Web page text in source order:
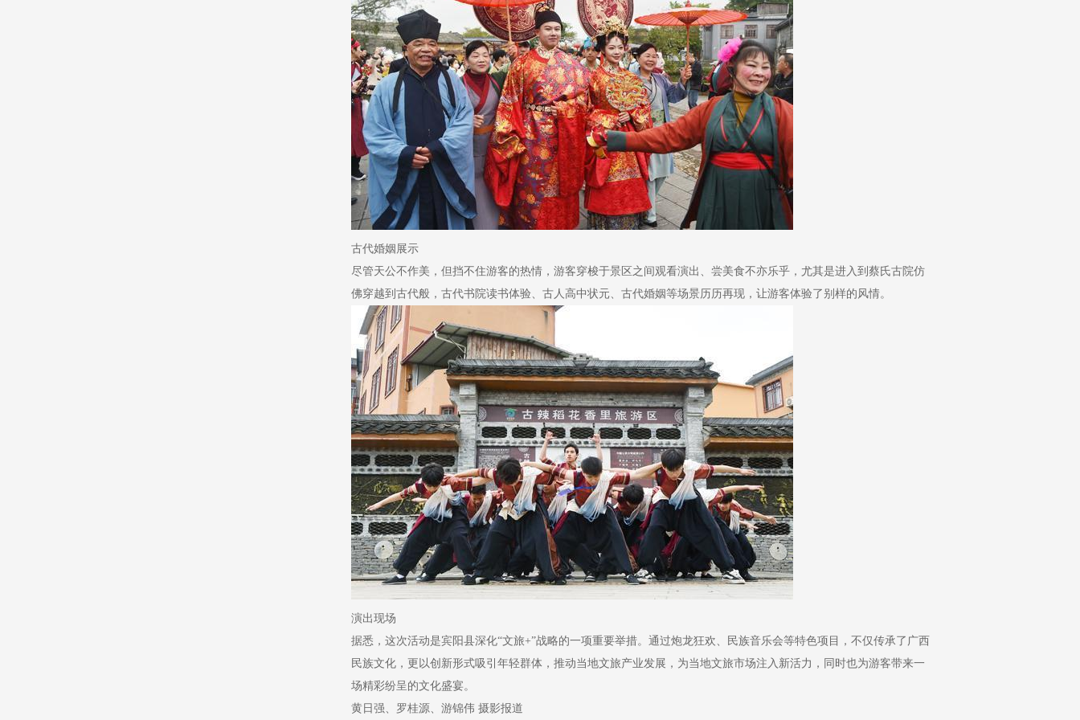
古代婚姻展示
尽管天公不作美，但挡不住游客的热情，游客穿梭于景区之间观看演出、尝美食不亦乐乎，尤其是进入到蔡氏古院仿
佛穿越到古代般，古代书院读书体验、古人高中状元、古代婚姻等场景历历再现，让游客体验了别样的风情。
演出现场
据悉，这次活动是宾阳县深化“文旅+”战略的一项重要举措。通过炮龙狂欢、民族音乐会等特色项目，不仅传承了广西
民族文化，更以创新形式吸引年轻群体，推动当地文旅产业发展，为当地文旅市场注入新活力，同时也为游客带来一
场精彩纷呈的文化盛宴。
黄日强、罗桂源、游锦伟 摄影报道